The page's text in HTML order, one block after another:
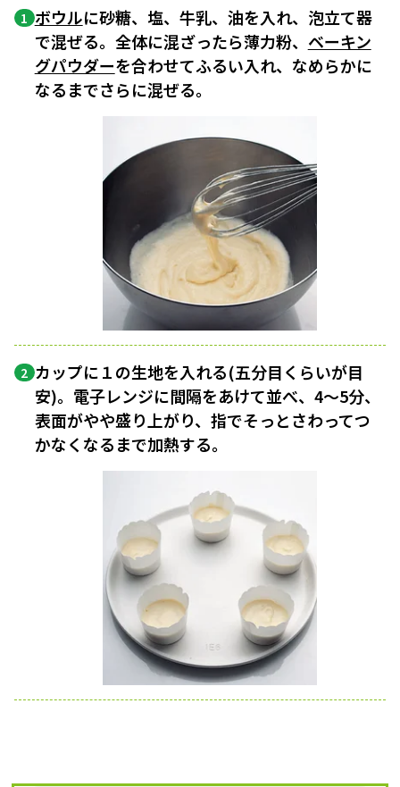
1 ボウルに砂糖、塩、牛乳、油を入れ、泡立て器
で混ぜる。全体に混ざったら薄力粉、 ベーキン
グパウダーを合わせてふるい入れ、なめらかに
なるまでさらに混ぜる。
2 カップに１の生地を入れる(五分目くらいが目
安)。電子レンジに間隔をあけて並べ、4〜5分、
表面がやや盛り上がり、指でそっとさわってつ
かなくなるまで加熱する。